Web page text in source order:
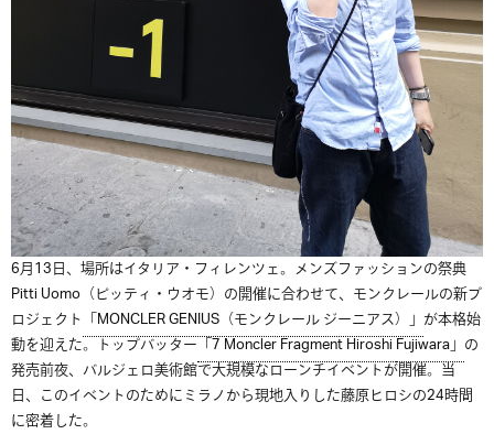
6月13日、場所はイタリア・フィレンツェ。メンズファッションの祭典
Pitti Uomo（ピッティ・ウオモ）の開催に合わせて、モンクレールの新プ
ロジェクト 「MONCLER GENIUS（モンクレール ジーニアス）」 が本格始
動を迎えた。トップバッター「7 Moncler FragmentHiroshiFujiwara」 の
発売前夜、バルジェロ美術館で大規模なローンチイベントが開催。当
日、このイベントのためにミラノから現地入りした藤原ヒロシの24時間
に密着した。